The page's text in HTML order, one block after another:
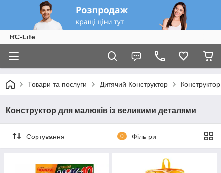
RC-Life
Товари та послуги Дитячий Конструктор
Конструктор для малюків із великими деталями
Сортування 0 Фільтри